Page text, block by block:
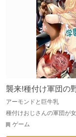
襲来!種付け軍団の
アーモンドと巨牛乳
種付けおじさんの軍団が
ゲーム